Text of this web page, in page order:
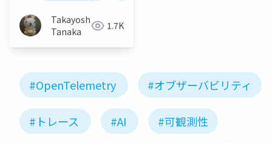
Takayoshi
Tanaka
1.7K
#OpenTelemetry #オブザーバビリティ
#トレース #AI #可観測性